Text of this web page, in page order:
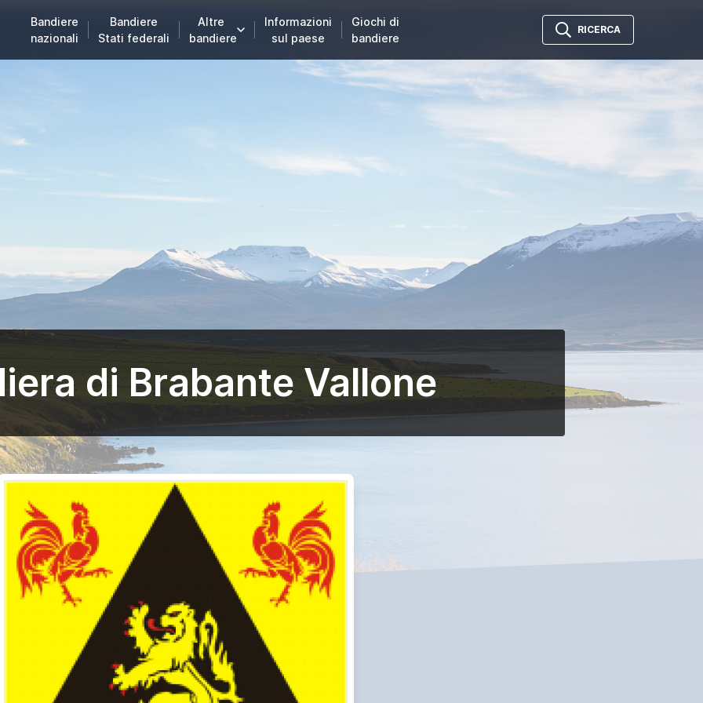
Bandiere
nazionali
Bandiere
Stati federali
Altre
bandiere
Informazioni
sul paese
Giochi di
bandiere
RICERCA
di Brabante Vallone